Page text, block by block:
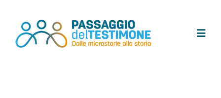
contenuto